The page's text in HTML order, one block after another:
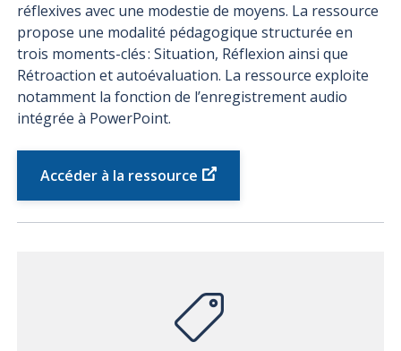
réflexives avec une modestie de moyens. La ressource
propose une modalité pédagogique structurée en
trois moments-clés : Situation, Réflexion ainsi que
Rétroaction et autoévaluation. La ressource exploite
notamment la fonction de l’enregistrement audio
intégrée à PowerPoint.
Accéder à la ressource